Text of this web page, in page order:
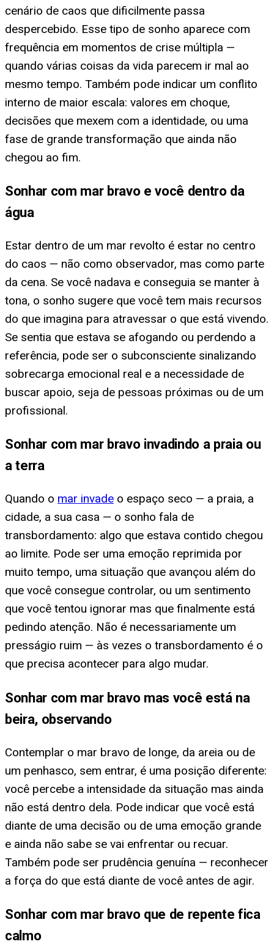
cenário de caos que dificilmente passa
despercebido. Esse tipo de sonho aparece com
frequência em momentos de crise múltipla —
quando várias coisas da vida parecem ir mal ao
mesmo tempo. Também pode indicar um conflito
interno de maior escala: valores em choque,
decisões que mexem com a identidade, ou uma
fase de grande transformação que ainda não
chegou ao fim.
Sonhar com mar bravo e você dentro da
água
Estar dentro de um mar revolto é estar no centro
do caos — não como observador, mas como parte
da cena. Se você nadava e conseguia se manter à
tona, o sonho sugere que você tem mais recursos
do que imagina para atravessar o que está vivendo.
Se sentia que estava se afogando ou perdendo a
referência, pode ser o subconsciente sinalizando
sobrecarga emocional real e a necessidade de
buscar apoio, seja de pessoas próximas ou de um
profissional.
Sonhar com mar bravo invadindo a praia ou
a terra
Quando o mar invade o espaço seco — a praia, a
cidade, a sua casa — o sonho fala de
transbordamento: algo que estava contido chegou
ao limite. Pode ser uma emoção reprimida por
muito tempo, uma situação que avançou além do
que você consegue controlar, ou um sentimento
que você tentou ignorar mas que finalmente está
pedindo atenção. Não é necessariamente um
presságio ruim — às vezes o transbordamento é o
que precisa acontecer para algo mudar.
Sonhar com mar bravo mas você está na
beira, observando
Contemplar o mar bravo de longe, da areia ou de
um penhasco, sem entrar, é uma posição diferente:
você percebe a intensidade da situação mas ainda
não está dentro dela. Pode indicar que você está
diante de uma decisão ou de uma emoção grande
e ainda não sabe se vai enfrentar ou recuar.
Também pode ser prudência genuína — reconhecer
a força do que está diante de você antes de agir.
Sonhar com mar bravo que de repente fica
calmo